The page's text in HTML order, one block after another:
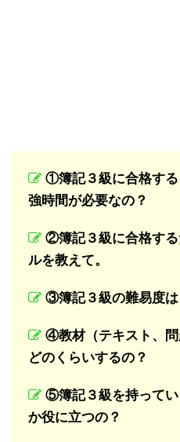
①簿記３級に合格す
強時間が必要なの？
②簿記３級に合格す
ルを教えて。
③簿記３級の難易度は
④教材（テキスト、
どのくらいするの？
⑤簿記３級を持って
か役に立つの？